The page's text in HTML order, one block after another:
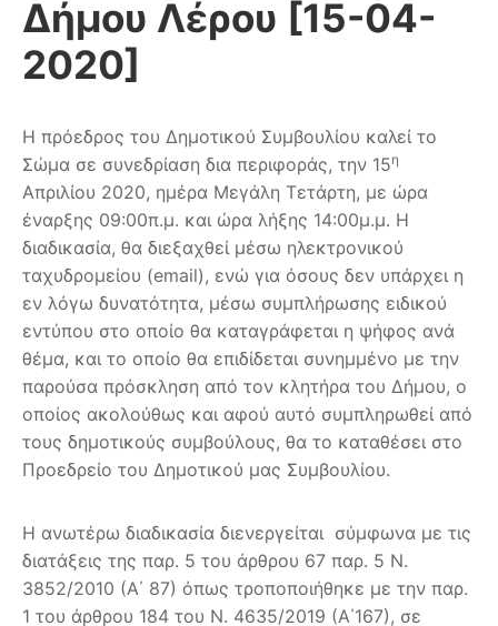
Δήμου Λέρου [15-04-
2020]
Η πρόεδρος του Δημοτικού Συμβουλίου καλεί το
Σώμα σε συνεδρίαση δια περιφοράς, την 15η
Απριλίου 2020, ημέρα Μεγάλη Τετάρτη, με ώρα
έναρξης 09:00π.μ. και ώρα λήξης 14:00μ.μ. Η
διαδικασία, θα διεξαχθεί μέσω ηλεκτρονικού
ταχυδρομείου (email), ενώ για όσους δεν υπάρχει η
εν λόγω δυνατότητα, μέσω συμπλήρωσης ειδικού
εντύπου στο οποίο θα καταγράφεται η ψήφος ανά
θέμα, και το οποίο θα επιδίδεται συνημμένο με την
παρούσα πρόσκληση από τον κλητήρα του Δήμου, ο
οποίος ακολούθως και αφού αυτό συμπληρωθεί από
τους δημοτικούς συμβούλους, θα το καταθέσει στο
Προεδρείο του Δημοτικού μας Συμβουλίου.
Η ανωτέρω διαδικασία διενεργείται σύμφωνα με τις
διατάξεις της παρ. 5 του άρθρου 67 παρ. 5 Ν.
3852/2010 (Α΄ 87) όπως τροποποιήθηκε με την παρ.
1 του άρθρου 184 του Ν. 4635/2019 (Α΄167), σε